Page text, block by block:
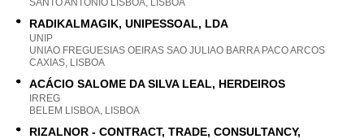
SANTO ANTONIO LISBOA, LISBOA
RADIKALMAGIK, UNIPESSOAL, LDA
UNIP
UNIAO FREGUESIAS OEIRAS SAO JULIAO BARRA PACO ARCOS
CAXIAS, LISBOA
ACÁCIO SALOME DA SILVA LEAL, HERDEIROS
IRREG
BELEM LISBOA, LISBOA
RIZALNOR - CONTRACT, TRADE, CONSULTANCY,